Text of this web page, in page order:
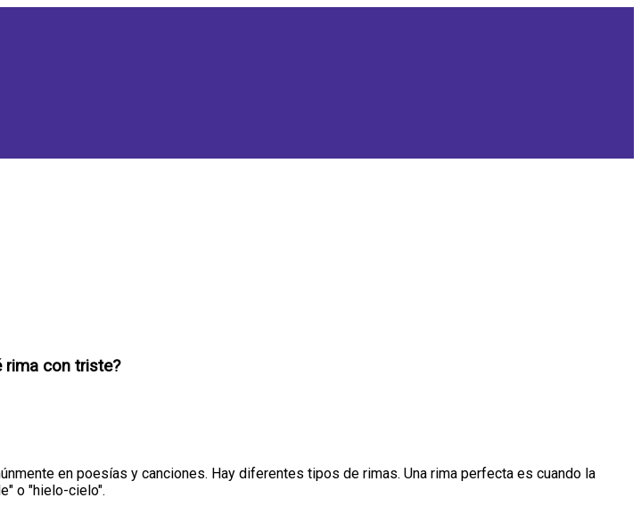
rima con triste?
en poesías y canciones. Hay diferentes tipos de rimas. Una rima perfecta es cuando la
o "hielo-cielo".